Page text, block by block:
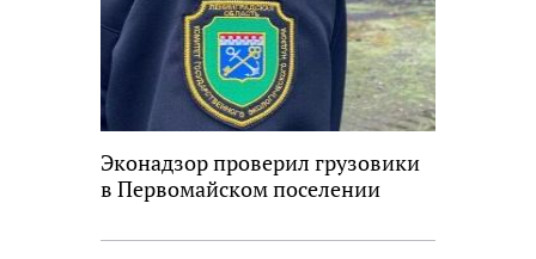
Эконадзор проверил грузовики
в Первомайском поселении